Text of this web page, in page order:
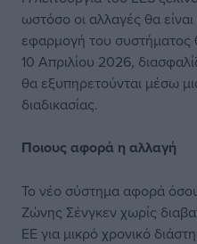
ωστόσο οι αλλαγές θα
εφαρμογή του συστήματος
10 Απριλίου 2026,
θα εξυπηρετούνται μέσω
διαδικασίας.
Ποιους αφορά η αλλαγή
Το νέο σύστημα αφορά
Ζώνης Σένγκεν χωρίς
ΕΕ για μικρό χρονικό